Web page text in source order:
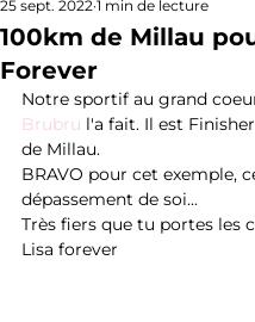
100km de Millau
Forever
25 sept. 2022 1 min de lecture
Notre sportif au grand
Brubru l'a fait. Il est
de Millau.
BRAVO pour cet exemple,
dépassement de soi...
Très fiers que tu portes les
Lisa forever